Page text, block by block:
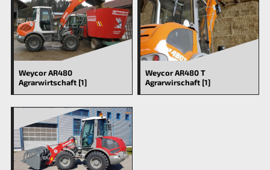
Weycor AR480
Agrarwirtschaft [1]
Weycor AR480 T
Agrarwirschaft [1]